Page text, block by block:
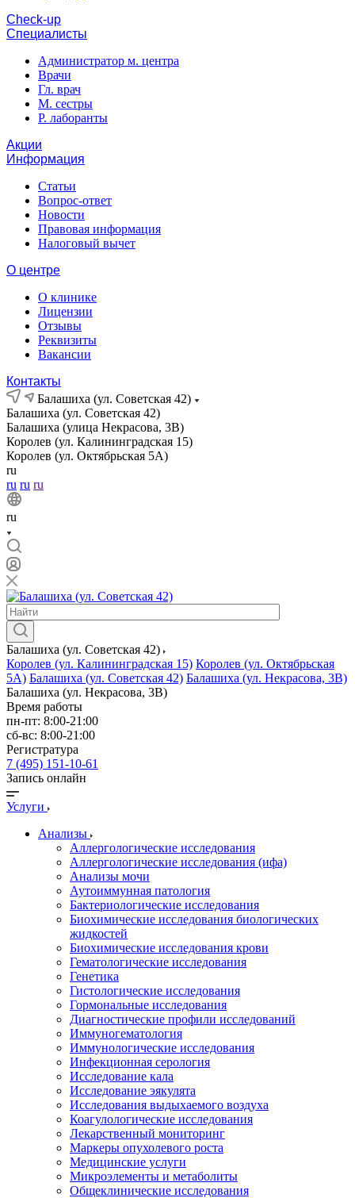
Cheсk-up
Специалисты
Администратор м. центра
Врачи
Гл. врач
М. сестры
Р. лаборанты
Акции
Информация
Статьи
Вопрос-ответ
Новости
Правовая информация
Налоговый вычет
О центре
О клинике
Лицензии
Отзывы
Реквизиты
Вакансии
Контакты
Балашиха (ул. Советская 42)
Балашиха (ул. Советская 42)
Балашиха (улица Некрасова, 3В)
Королев (ул. Калининградская 15)
Королев (ул. Октябрьская 5А)
ru
ru ru ru
ru
Балашиха (ул. Советская 42)
Королев (ул. Калининградская 15) Королев (ул. Октябрьская
5А) Балашиха (ул. Советская 42) Балашиха (ул. Некрасова, 3В)
Балашиха (ул. Некрасова, 3В)
Время работы
пн-пт: 8:00-21:00
сб-вс: 8:00-21:00
Регистратура
7 (495) 151-10-61
Запись онлайн
Услуги
Анализы
Аллергологические исследования
Аллергологические исследования (ифа)
Анализы мочи
Аутоиммунная патология
Бактериологические исследования
Биохимические исследования биологических
жидкостей
Биохимические исследования крови
Гематологические исследования
Генетика
Гистологические исследования
Гормональные исследования
Диагностические профили исследований
Иммуногематология
Иммунологические исследования
Инфекционная серология
Исследование кала
Исследование эякулята
Исследования выдыхаемого воздуха
Коагулологические исследования
Лекарственный мониторинг
Маркеры опухолевого роста
Медицинские услуги
Микроэлементы и метаболиты
Общеклинические исследования